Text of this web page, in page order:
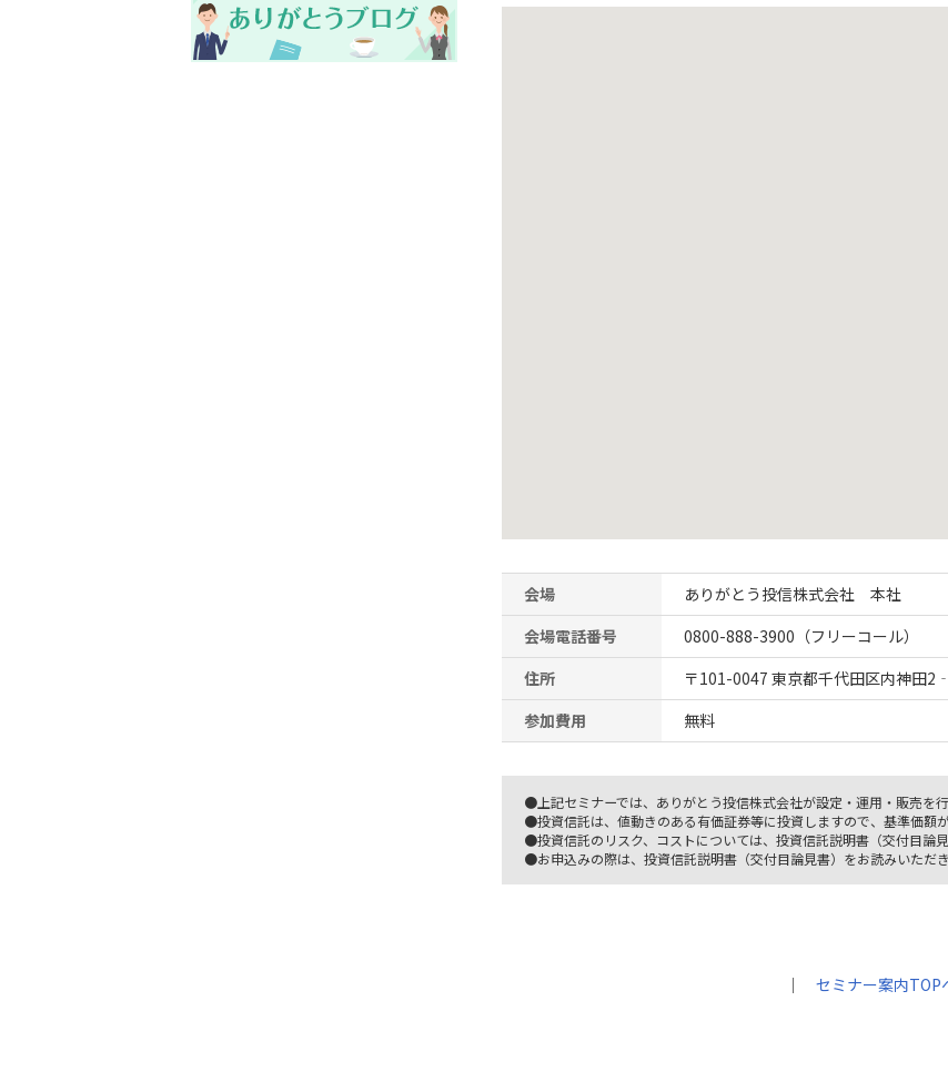
会場
ありがとう投信株式会社 本社
会場電話番号
0800-888-3900（フリーコール）
住所
〒101-0047 東京都千代田区内神田
参加費用
無料
●上記セミナーでは、ありがとう投信株式会社が設定・運用・販売を
●投資信託は、値動きのある有価証券等に投資しますので、基準価額
●投資信託のリスク、コストについては、投資信託説明書（交付目論見
●お申込みの際は、投資信託説明書（交付目論見書）をお読みいただ
｜ セミナー案内TOP